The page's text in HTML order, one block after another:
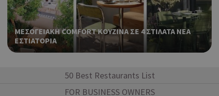
ΜΕΣΟΓΕΙΑΚΗ COMFORT ΚΟΥΖΙΝΑ ΣΕ 4 ΣΤΙΛΑΤΑ ΝΕΑ
ΕΣΤΙΑΤΟΡΙΑ
50 Best Restaurants List
FOR BUSINESS OWNERS